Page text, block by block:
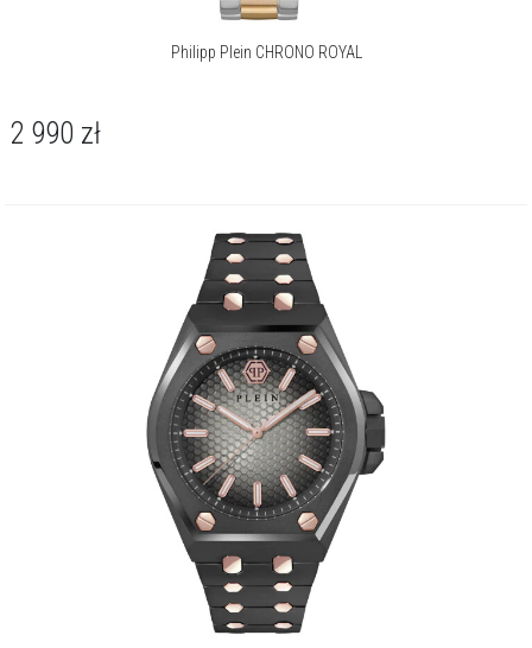
Philipp Plein CHRONO ROYAL
2 990 zł